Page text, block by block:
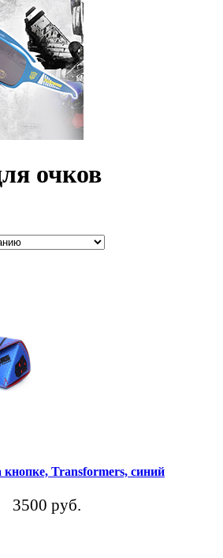
очков
Transformers, синий
3500 руб.